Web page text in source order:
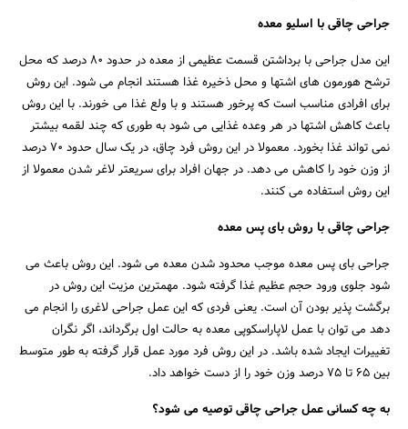
جستجو
جراحی چاقی با اسلیو معده
این مدل جراحی با برداشتن قسمت عظیمی از معده در حدود 80 درصد که محل
ترشح هورمون های اشتها و محل ذخیره غذا هستند انجام می شود. این روش
برای افرادی مناسب است که پرخور هستند و با ولع غذا می خورند. با این روش
باعث کاهش اشتها در هر وعده غذایی می شود به طوری که چند لقمه بیشتر
نمی تواند غذا بخورد. معمولا در این روش فرد چاق، در یک سال حدود 70 درصد
از وزن خود را کاهش می دهد. در جهان افراد برای سریعتر لاغر شدن معمولا از
این روش استفاده می کنند.
جراحی چاقی با روش بای پس معده
جراحی بای پس معده موجب محدود شدن معده می شود. این روش باعث می
شود جلوی ورود حجم عظیم غذا گرفته شود. مهمترین مزیت این روش در
برگشت پذیر بودن آن است. یعنی فردی که این عمل جراحی لاغری را انجام می
دهد می توان با عمل لاپاراسکوپی معده به حالت اول برگرداند، اگر نگران
تغییرات ایجاد شده باشد. در این روش فرد مورد عمل قرار گرفته به طور متوسط
بین 65 تا 75 درصد وزن خود را از دست خواهد داد.
به چه کسانی عمل جراحی چاقی توصیه می شود؟